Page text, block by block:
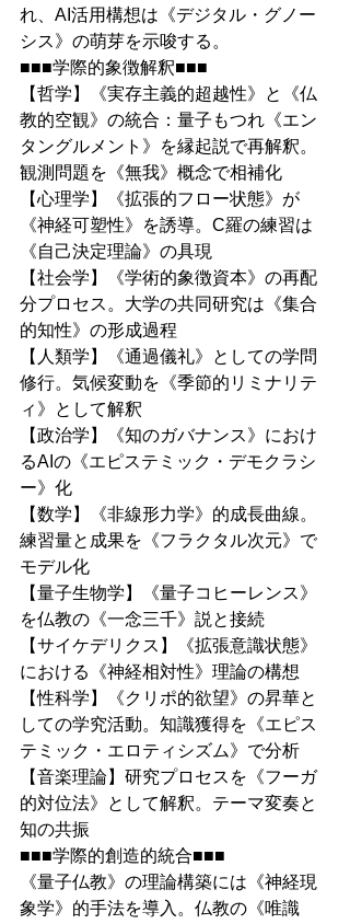
れ、AI活用構想は《デジタル・グノー
シス》の萌芽を示唆する。
■■■学際的象徴解釈■■■
【哲学】《実存主義的超越性》と《仏
教的空観》の統合：量子もつれ《エン
タングルメント》を縁起説で再解釈。
観測問題を《無我》概念で相補化
【心理学】《拡張的フロー状態》が
《神経可塑性》を誘導。C羅の練習は
《自己決定理論》の具現
【社会学】《学術的象徴資本》の再配
分プロセス。大学の共同研究は《集合
的知性》の形成過程
【人類学】《通過儀礼》としての学問
修行。気候変動を《季節的リミナリテ
ィ》として解釈
【政治学】《知のガバナンス》におけ
るAIの《エピステミック・デモクラシ
ー》化
【数学】《非線形力学》的成長曲線。
練習量と成果を《フラクタル次元》で
モデル化
【量子生物学】《量子コヒーレンス》
を仏教の《一念三千》説と接続
【サイケデリクス】《拡張意識状態》
における《神経相対性》理論の構想
【性科学】《クリポ的欲望》の昇華と
しての学究活動。知識獲得を《エピス
テミック・エロティシズム》で分析
【音楽理論】研究プロセスを《フーガ
的対位法》として解釈。テーマ変奏と
知の共振
■■■学際的創造的統合■■■
《量子仏教》の理論構築には《神経現
象学》的手法を導入。仏教の《唯識